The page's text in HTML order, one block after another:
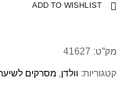
ADD TO WISHLIST
מק"ט: 41627
קטגוריות: וולדן, מסרקים